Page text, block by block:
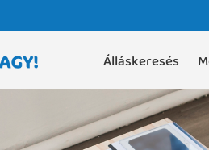
Álláskeresés